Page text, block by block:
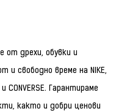
от дрехи, обувки и
и свободно време на NIKE,
CONVERSE. Гарантираме
както и добри ценови